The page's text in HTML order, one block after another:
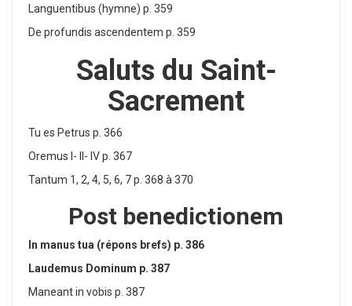
Languentibus (hymne) p. 359
De profundis ascendentem p. 359
Saluts du Saint-
Sacrement
Tu es Petrus p. 366
Oremus I- II- IV p. 367
Tantum 1, 2, 4, 5, 6, 7 p. 368 à 370
Post benedictionem
In manus tua (répons brefs) p. 386
Laudemus Dominum p. 387
Maneant in vobis p. 387